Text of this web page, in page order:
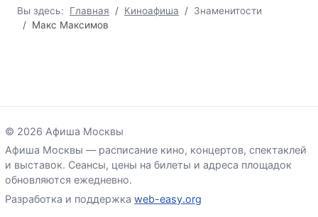
Вы здесь: Главная Киноафиша
Знаменитости
Макс Максимов
© 2026 Афиша Москвы
Афиша Москвы — расписание кино, концертов, спектаклей
и выставок. Сеансы, цены на билеты и адреса площадок
обновляются ежедневно.
Разработка и поддержкаweb-easy.org